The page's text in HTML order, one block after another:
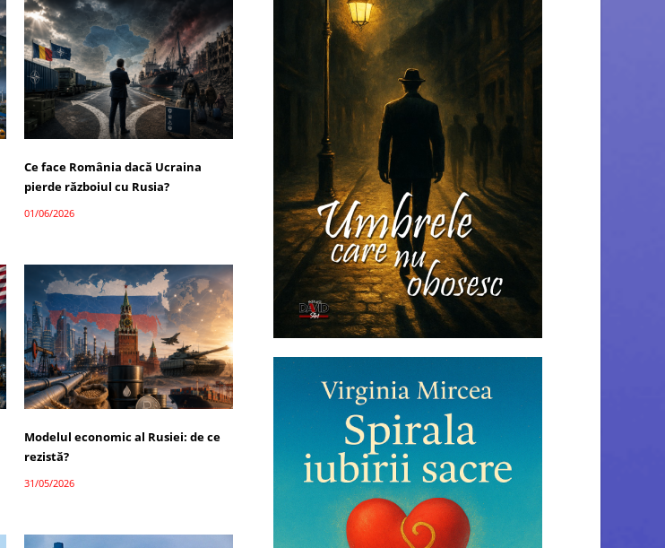
Ce face România dacă Ucraina
pierde războiul cu Rusia?
01/06/2026
Modelul economic al Rusiei: de ce
rezistă?
31/05/2026